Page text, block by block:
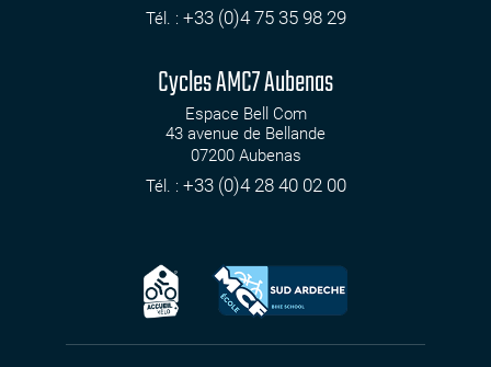
Tél. : +33 (0)4 75 35 98 29
Cycles AMC7 Aubenas
Espace Bell Com
43 avenue de Bellande
07200 Aubenas
Tél. : +33 (0)4 28 40 02 00